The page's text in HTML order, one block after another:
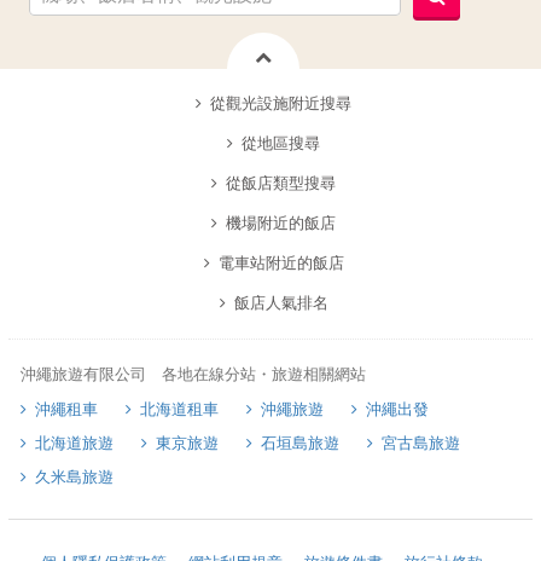
從觀光設施附近搜尋
從地區搜尋
從飯店類型搜尋
機場附近的飯店
電車站附近的飯店
飯店人氣排名
沖繩旅遊有限公司 各地在線分站・旅遊相關網站
沖繩租車
北海道租車 沖繩旅遊
沖繩出發
北海道旅遊
東京旅遊 石垣島旅遊
宮古島旅遊
久米島旅遊